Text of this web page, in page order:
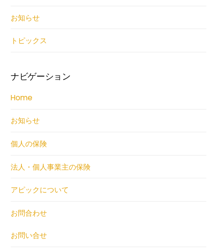
お知らせ
トピックス
ナビゲーション
Home
お知らせ
個人の保険
法人・個人事業主の保険
アピックについて
お問合わせ
お問い合せ